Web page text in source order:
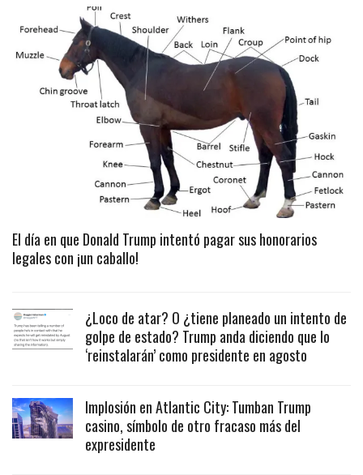
El día en que Donald Trump intentó pagar sus honorarios
legales con ¡un caballo!
¿Loco de atar? O ¿tiene planeado un intento de
golpe de estado? Trump anda diciendo que lo
‘reinstalarán’ como presidente en agosto
Implosión en Atlantic City: Tumban Trump
casino, símbolo de otro fracaso más del
expresidente